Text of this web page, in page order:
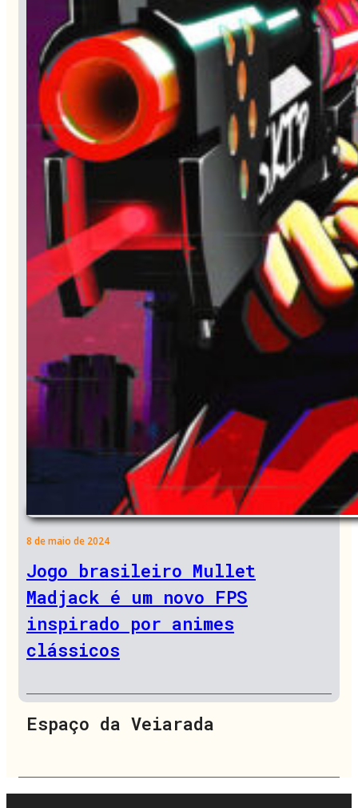
8 de maio de 2024
Jogo brasileiro Mullet
Madjack é um novo FPS
inspirado por animes
clássicos
Espaço da Veiarada